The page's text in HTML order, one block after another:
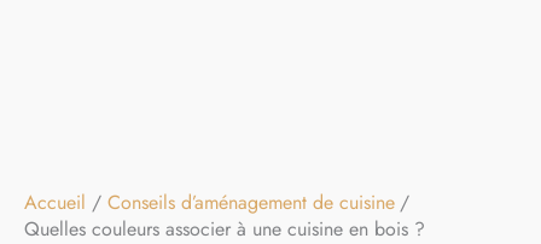
Accueil
Conseils d’aménagement de cuisine
Quelles couleurs associer à une cuisine en bois ?